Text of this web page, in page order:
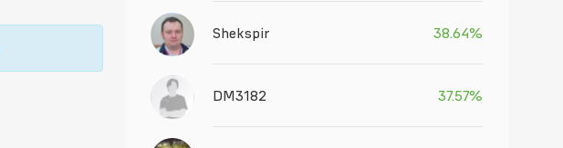
Shekspir 38.64%
DM3182 37.57%